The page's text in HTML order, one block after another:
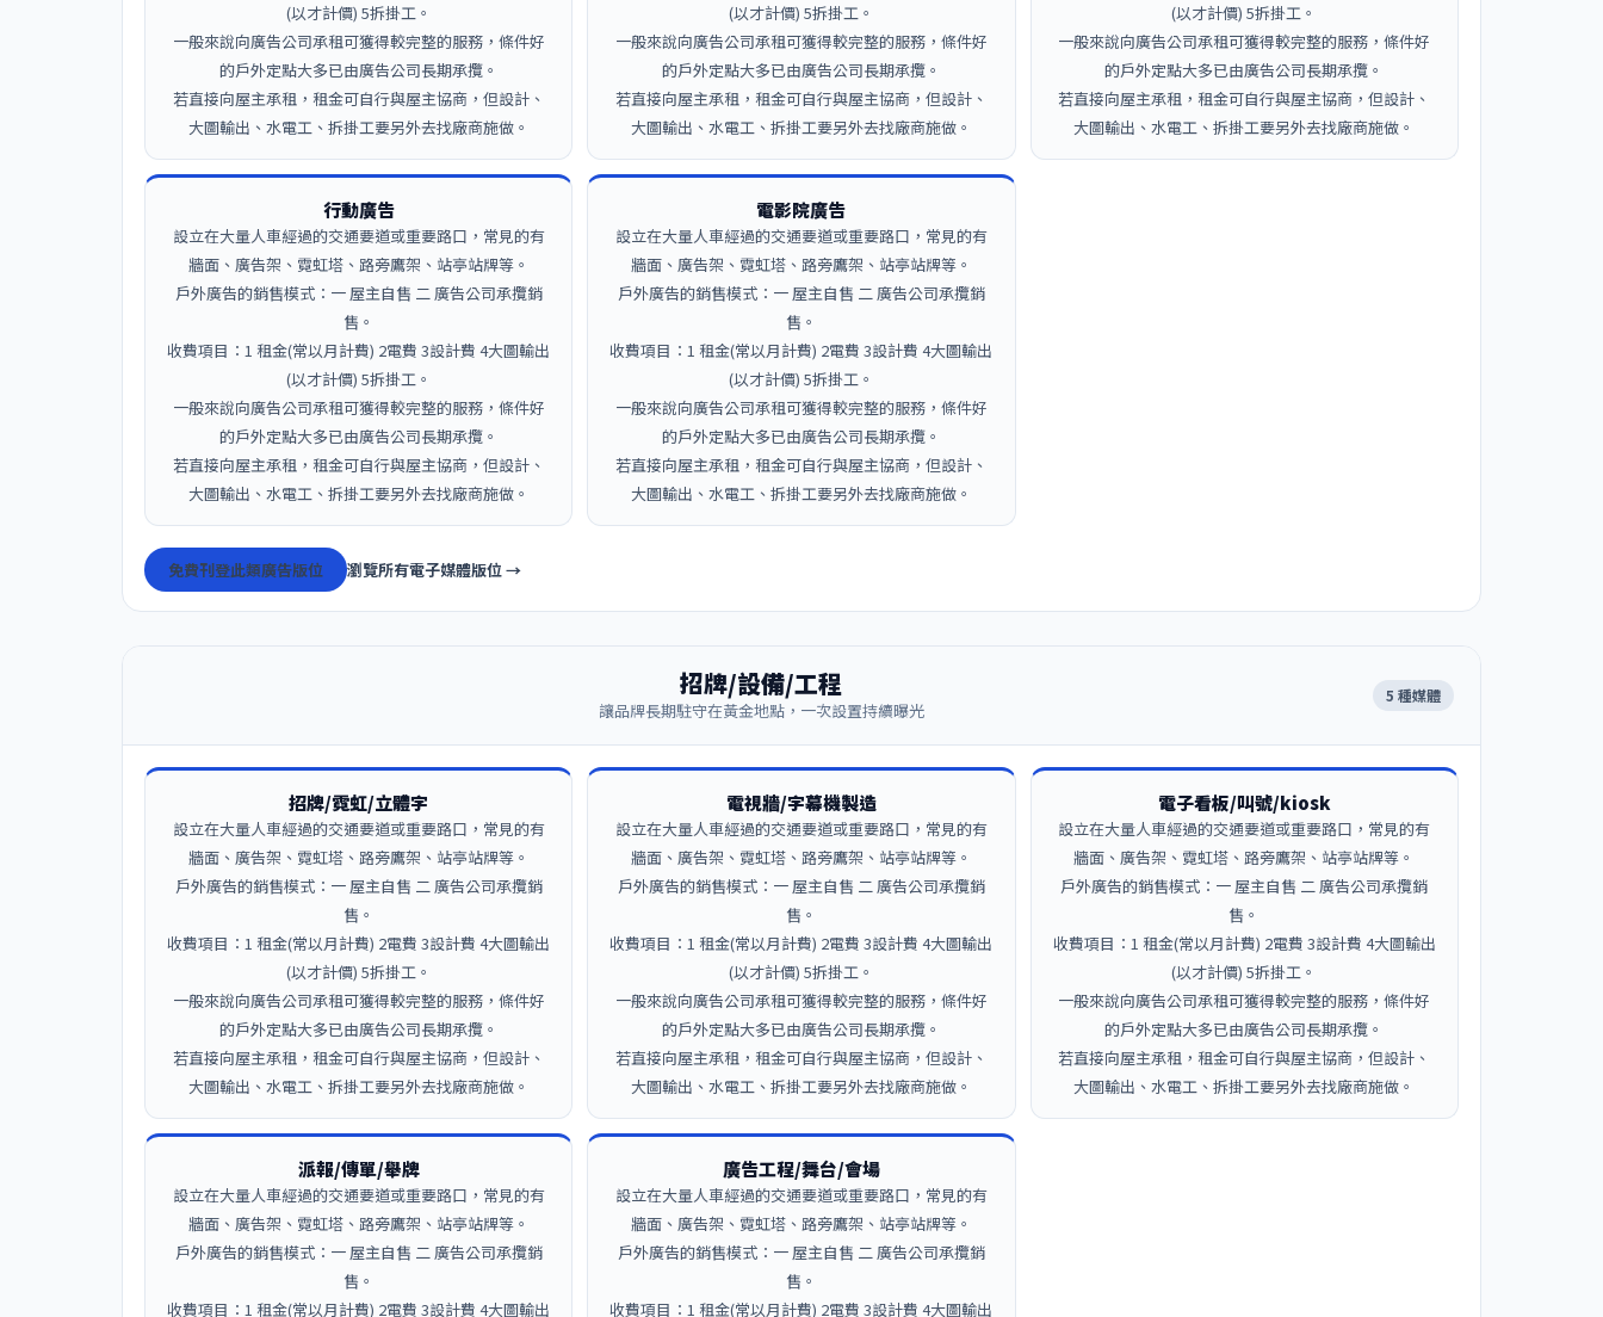
(以才計價) 5拆掛工。
一般來說向廣告公司承租可獲得較完整的服務，條件好
的戶外定點大多已由廣告公司長期承攬。
若直接向屋主承租，租金可自行與屋主協商，但設計、
大圖輸出、水電工、拆掛工要另外去找廠商施做。
(以才計價) 5拆掛工。
一般來說向廣告公司承租可獲得較完整的服務，條件好
的戶外定點大多已由廣告公司長期承攬。
若直接向屋主承租，租金可自行與屋主協商，但設計、
大圖輸出、水電工、拆掛工要另外去找廠商施做。
(以才計價) 5拆掛工。
一般來說向廣告公司承租可獲得較完整的服務，條件好
的戶外定點大多已由廣告公司長期承攬。
若直接向屋主承租，租金可自行與屋主協商，但設計、
大圖輸出、水電工、拆掛工要另外去找廠商施做。
行動廣告
設立在大量人車經過的交通要道或重要路口，常見的有
牆面、廣告架、霓虹塔、路旁鷹架、站亭站牌等。
戶外廣告的銷售模式：一 屋主自售 二 廣告公司承攬銷
售。
收費項目：1 租金(常以月計費) 2電費 3設計費 4大圖輸出
(以才計價) 5拆掛工。
一般來說向廣告公司承租可獲得較完整的服務，條件好
的戶外定點大多已由廣告公司長期承攬。
若直接向屋主承租，租金可自行與屋主協商，但設計、
大圖輸出、水電工、拆掛工要另外去找廠商施做。
電影院廣告
設立在大量人車經過的交通要道或重要路口，常見的有
牆面、廣告架、霓虹塔、路旁鷹架、站亭站牌等。
戶外廣告的銷售模式：一 屋主自售 二 廣告公司承攬銷
售。
收費項目：1 租金(常以月計費) 2電費 3設計費 4大圖輸出
(以才計價) 5拆掛工。
一般來說向廣告公司承租可獲得較完整的服務，條件好
的戶外定點大多已由廣告公司長期承攬。
若直接向屋主承租，租金可自行與屋主協商，但設計、
大圖輸出、水電工、拆掛工要另外去找廠商施做。
免費刊登此類廣告版位 瀏覽所有電子媒體版位 →
招牌/設備/工程
讓品牌長期駐守在黃金地點，一次設置持續曝光
5 種媒體
招牌/霓虹/立體字
設立在大量人車經過的交通要道或重要路口，常見的有
牆面、廣告架、霓虹塔、路旁鷹架、站亭站牌等。
戶外廣告的銷售模式：一 屋主自售 二 廣告公司承攬銷
售。
收費項目：1 租金(常以月計費) 2電費 3設計費 4大圖輸出
(以才計價) 5拆掛工。
一般來說向廣告公司承租可獲得較完整的服務，條件好
的戶外定點大多已由廣告公司長期承攬。
若直接向屋主承租，租金可自行與屋主協商，但設計、
大圖輸出、水電工、拆掛工要另外去找廠商施做。
電視牆/字幕機製造
設立在大量人車經過的交通要道或重要路口，常見的有
牆面、廣告架、霓虹塔、路旁鷹架、站亭站牌等。
戶外廣告的銷售模式：一 屋主自售 二 廣告公司承攬銷
售。
收費項目：1 租金(常以月計費) 2電費 3設計費 4大圖輸出
(以才計價) 5拆掛工。
一般來說向廣告公司承租可獲得較完整的服務，條件好
的戶外定點大多已由廣告公司長期承攬。
若直接向屋主承租，租金可自行與屋主協商，但設計、
大圖輸出、水電工、拆掛工要另外去找廠商施做。
電子看板/叫號/kiosk
設立在大量人車經過的交通要道或重要路口，常見的有
牆面、廣告架、霓虹塔、路旁鷹架、站亭站牌等。
戶外廣告的銷售模式：一 屋主自售 二 廣告公司承攬銷
售。
收費項目：1 租金(常以月計費) 2電費 3設計費 4大圖輸出
(以才計價) 5拆掛工。
一般來說向廣告公司承租可獲得較完整的服務，條件好
的戶外定點大多已由廣告公司長期承攬。
若直接向屋主承租，租金可自行與屋主協商，但設計、
大圖輸出、水電工、拆掛工要另外去找廠商施做。
派報/傳單/舉牌
設立在大量人車經過的交通要道或重要路口，常見的有
牆面、廣告架、霓虹塔、路旁鷹架、站亭站牌等。
戶外廣告的銷售模式：一 屋主自售 二 廣告公司承攬銷
售。
收費項目：1 租金(常以月計費) 2電費 3設計費 4大圖輸出
廣告工程/舞台/會場
設立在大量人車經過的交通要道或重要路口，常見的有
牆面、廣告架、霓虹塔、路旁鷹架、站亭站牌等。
戶外廣告的銷售模式：一 屋主自售 二 廣告公司承攬銷
售。
收費項目：1 租金(常以月計費) 2電費 3設計費 4大圖輸出